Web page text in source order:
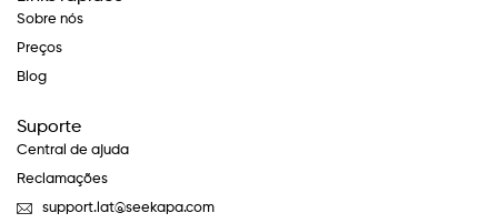
Sobre nós
Preços
Blog
Suporte
Central de ajuda
Reclamações
support.lat@seekapa.com